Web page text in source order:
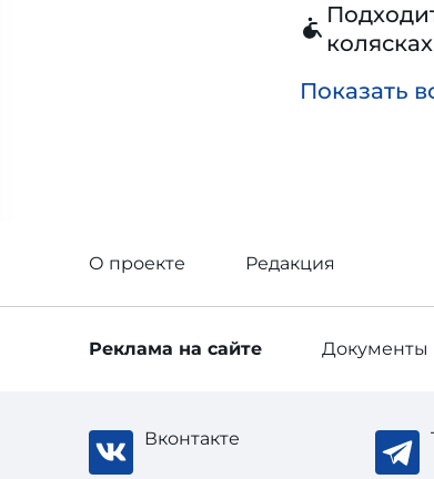
колясках
Показать
О проекте Редакция
Реклама на сайте Документы
Вконтакте